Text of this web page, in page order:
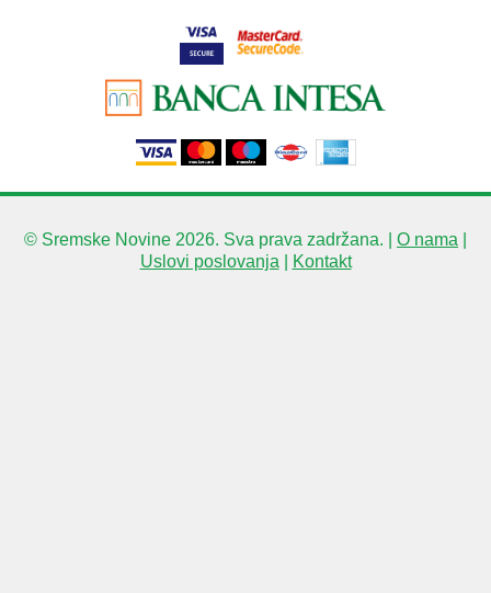
© Sremske Novine 2026. Sva prava zadržana. | O nama
Uslovi poslovanja
Kontakt